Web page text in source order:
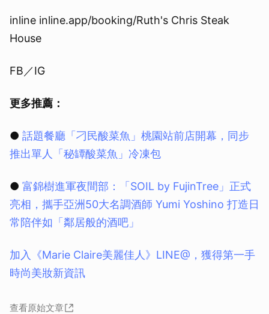
inline inline.app/booking/Ruth's Chris Steak
House
FB／IG
更多推薦：
● 話題餐廳「刁民酸菜魚」桃園站前店開幕，同步
推出單人「秘罈酸菜魚」冷凍包
● 富錦樹進軍夜間部：「SOIL by FujinTree」正式
亮相，攜手亞洲50大名調酒師 Yumi Yoshino 打造日
常陪伴如「鄰居般的酒吧」
加入《Marie Claire美麗佳人》LINE@，獲得第一手
時尚美妝新資訊
查看原始文章